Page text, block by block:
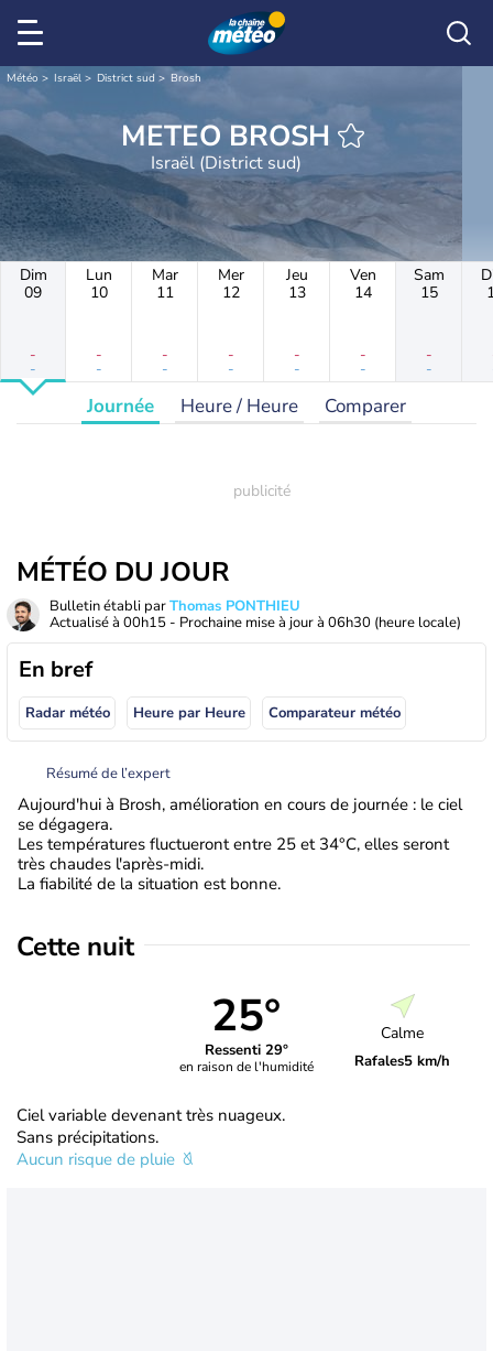
Météo Israël District sud Brosh
METEO BROSH
Israël (District sud)
Dim
09
-
-
Lun
10
-
-
Mar
11
-
-
Mer
12
-
-
Jeu
13
-
-
Ven
14
-
-
Sam
15
-
-
Journée Heure / Heure Comparer
MÉTÉO DU JOUR
Bulletin établi parThomas PONTHIEU
Actualisé à 00h15 - Prochaine mise à jour à 06h30 (heure locale)
En bref
Radar météo Heure par Heure Comparateur météo
Résumé de l’expert
Aujourd'hui à Brosh, amélioration en cours de journée : le ciel
se dégagera.
Les températures fluctueront entre 25 et 34°C, elles seront
très chaudes l'après-midi.
La fiabilité de la situation est bonne.
Cette nuit
25°
Ressenti 29°
en raison de l'humidité
Calme
Rafales5 km/h
Ciel variable devenant très nuageux.
Sans précipitations.
Aucun risque de pluie